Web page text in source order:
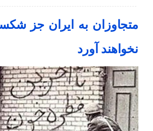
متجاوزان به ایران جز
نخواهند آورد